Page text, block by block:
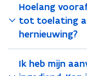
v
n
o
Hoelang
tot toelating
hernieuwing?
Ik heb mijn